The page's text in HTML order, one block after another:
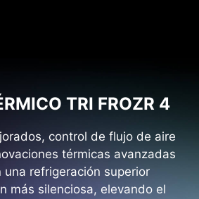
TRI FROZR 4
control de flujo de aire
térmicas avanzadas
una refrigeración superior
más silenciosa, elevando el